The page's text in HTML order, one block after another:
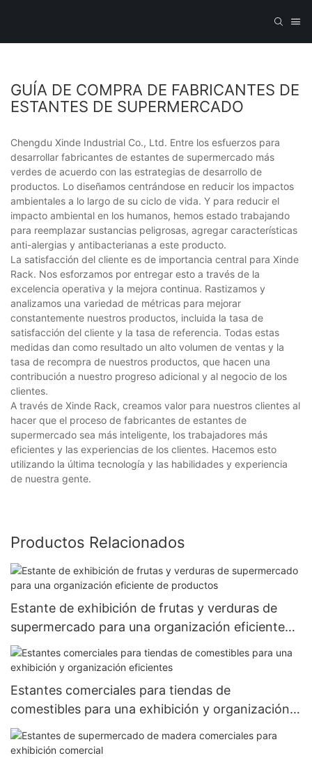
GUÍA DE COMPRA DE FABRICANTES DE
ESTANTES DE SUPERMERCADO
Chengdu Xinde Industrial Co., Ltd. Entre los esfuerzos para
desarrollar fabricantes de estantes de supermercado más
verdes de acuerdo con las estrategias de desarrollo de
productos. Lo diseñamos centrándose en reducir los impactos
ambientales a lo largo de su ciclo de vida. Y para reducir el
impacto ambiental en los humanos, hemos estado trabajando
para reemplazar sustancias peligrosas, agregar características
anti-alergias y antibacterianas a este producto.
La satisfacción del cliente es de importancia central para Xinde
Rack. Nos esforzamos por entregar esto a través de la
excelencia operativa y la mejora continua. Rastizamos y
analizamos una variedad de métricas para mejorar
constantemente nuestros productos, incluida la tasa de
satisfacción del cliente y la tasa de referencia. Todas estas
medidas dan como resultado un alto volumen de ventas y la
tasa de recompra de nuestros productos, que hacen una
contribución a nuestro progreso adicional y al negocio de los
clientes.
A través de Xinde Rack, creamos valor para nuestros clientes al
hacer que el proceso de fabricantes de estantes de
supermercado sea más inteligente, los trabajadores más
eficientes y las experiencias de los clientes. Hacemos esto
utilizando la última tecnología y las habilidades y experiencia
de nuestra gente.
Productos Relacionados
Estante de exhibición de frutas y verduras de
supermercado para una organización eficiente
de productos
Estantes comerciales para tiendas de
comestibles para una exhibición y organización
eficientes